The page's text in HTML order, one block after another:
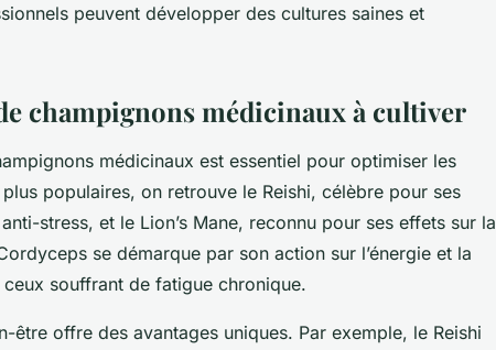
peuvent développer des cultures saines et
champignons médicinaux à cultiver
médicinaux est essentiel pour optimiser les
populaires, on retrouve le Reishi, célèbre pour ses
stress, et le Lion’s Mane, reconnu pour ses effets sur la
se démarque par son action sur l’énergie et la
souffrant de fatigue chronique.
être offre des avantages uniques. Par exemple, le Reishi